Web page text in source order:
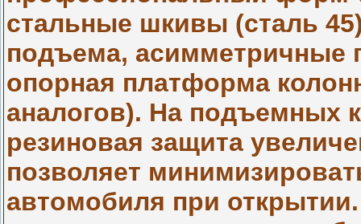
стальные шкивы (сталь
подъема, асимметричные
опорная платформа
аналогов). На подъемных
резиновая защита
позволяет
автомобиля при